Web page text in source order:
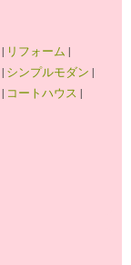
| リフォーム |
| シンプルモダン |
| コートハウス |